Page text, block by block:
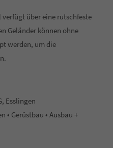
über eine rutschfeste
Geländer können ohne
werden, um die
Esslingen
• Gerüstbau • Ausbau +